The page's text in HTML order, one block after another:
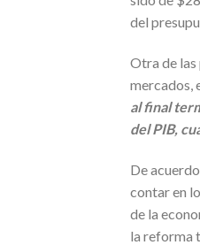
del
Otra de las
mercados,
al final
del PIB,
De
contar en
de la
la reforma